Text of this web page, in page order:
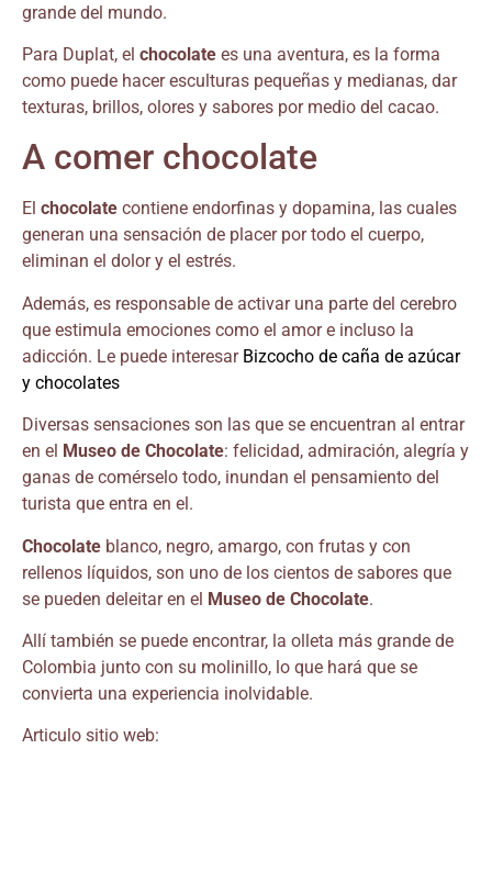
grande del mundo.
Para Duplat, el chocolate es una aventura, es la forma
como puede hacer esculturas pequeñas y medianas, dar
texturas, brillos, olores y sabores por medio del cacao.
A comer chocolate
El chocolate contiene endorfinas y dopamina, las cuales
generan una sensación de placer por todo el cuerpo,
eliminan el dolor y el estrés.
Además, es responsable de activar una parte del cerebro
que estimula emociones como el amor e incluso la
adicción. Le puede interesar Bizcocho de caña de azúcar
y chocolates
Diversas sensaciones son las que se encuentran al entrar
en el Museo de Chocolate: felicidad, admiración, alegría y
ganas de comérselo todo, inundan el pensamiento del
turista que entra en el.
Chocolate blanco, negro, amargo, con frutas y con
rellenos líquidos, son uno de los cientos de sabores que
se pueden deleitar en el Museo de Chocolate.
Allí también se puede encontrar, la olleta más grande de
Colombia junto con su molinillo, lo que hará que se
convierta una experiencia inolvidable.
Articulo sitio web: